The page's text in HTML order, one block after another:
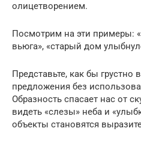
олицетворением.
Посмотрим на эти примеры:
вьюга», «старый дом
Представьте, как бы грустно
предложения без
Образность спасает нас от
видеть «слезы» неба и
объекты становятся